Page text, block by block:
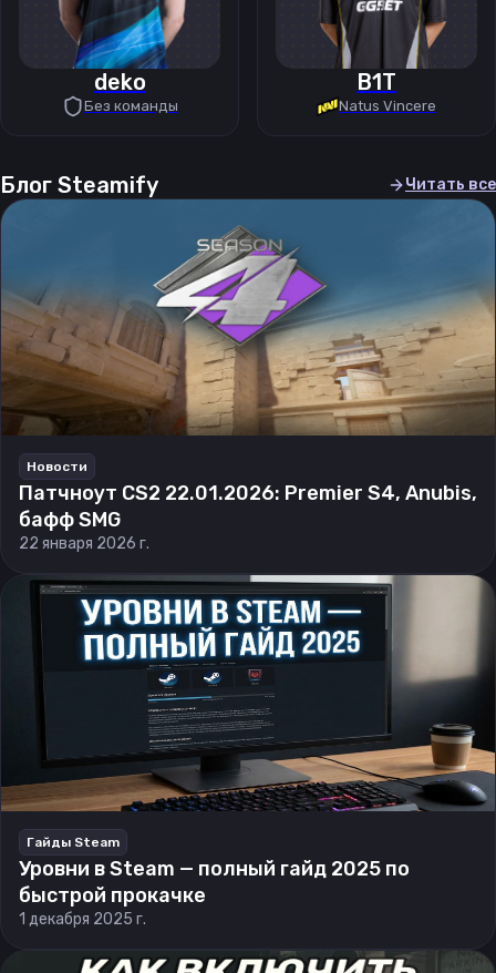
deko
Без команды
B1T
Natus Vincere
Блог Steamify Читать все
Новости
Патчноут CS2 22.01.2026: Premier S4, Anubis,
бафф SMG
22 января 2026 г.
Гайды Steam
Уровни в Steam — полный гайд 2025 по
быстрой прокачке
1 декабря 2025 г.